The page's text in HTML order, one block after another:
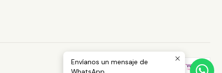
Envíanos un mensaje de